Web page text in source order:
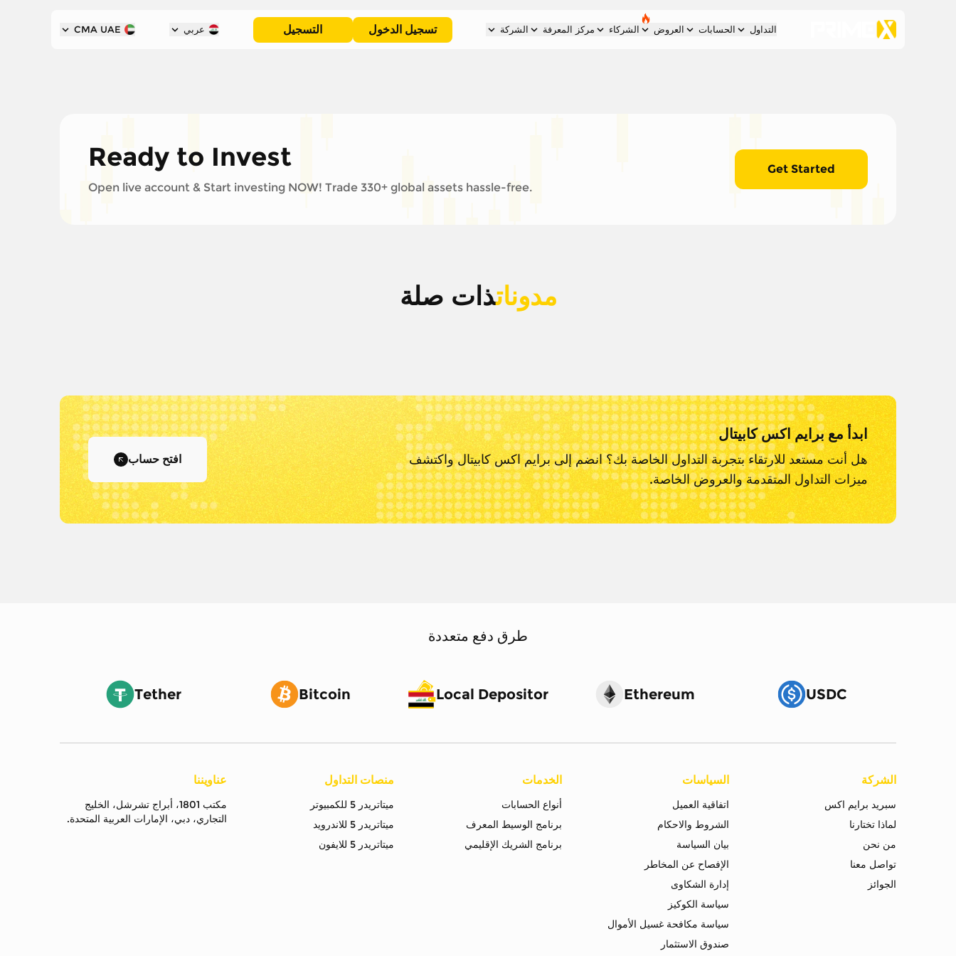
التداول الحسابات العروض الشركاء مركز المعرفة الشركة تسجيل الدخول التسجيل عربي CMA UAE
Ready to Invest
Open live account & Start investing NOW! Trade 330+ global assets hassle-free.
Get Started
مدوناتذات صلة
ابدأ مع برايم اكس كابيتال
هل أنت مستعد للارتقاء بتجربة التداول الخاصة بك؟ انضم إلى برايم اكس كابيتال واكتشف
ميزات التداول المتقدمة والعروض الخاصة.
افتح حساب
طرق دفع متعددة
Tether Bitcoin Local Depositor Ethereum USDC
الشركة
سبريد برايم اكس
لماذا تختارنا
من نحن
تواصل معنا
الجوائز
السياسات
اتفاقية العميل
الشروط والاحكام
بيان السياسة
الإفصاح عن المخاطر
إدارة الشكاوى
سياسة الكوكيز
سياسة مكافحة غسيل الأموال
صندوق الاستثمار
الخدمات
أنواع الحسابات
برنامج الوسيط المعرف
برنامج الشريك الإقليمي
منصات التداول
ميتاتريدر 5 للكمبيوتر
ميتاتريدر 5 للاندرويد
ميتاتريدر 5 للايفون
عناويننا
مكتب 1801، أبراج تشرشل، الخليج
التجاري، دبي، الإمارات العربية المتحدة.